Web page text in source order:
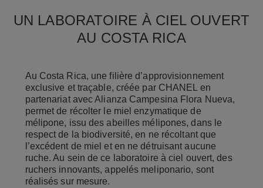
UN LABORATOIRE À CIEL OUVERT
AU COSTA RICA
Au Costa Rica, une filière d’approvisionnement
exclusive et traçable, créée par CHANEL en
partenariat avec Alianza Campesina Flora Nueva,
permet de récolter le miel enzymatique de
mélipone, issu des abeilles mélipones, dans le
respect de la biodiversité, en ne récoltant que
l’excédent de miel et en ne détruisant aucune
ruche. Au sein de ce laboratoire à ciel ouvert, des
ruchers innovants, appelés meliponario, sont
réalisés sur mesure.